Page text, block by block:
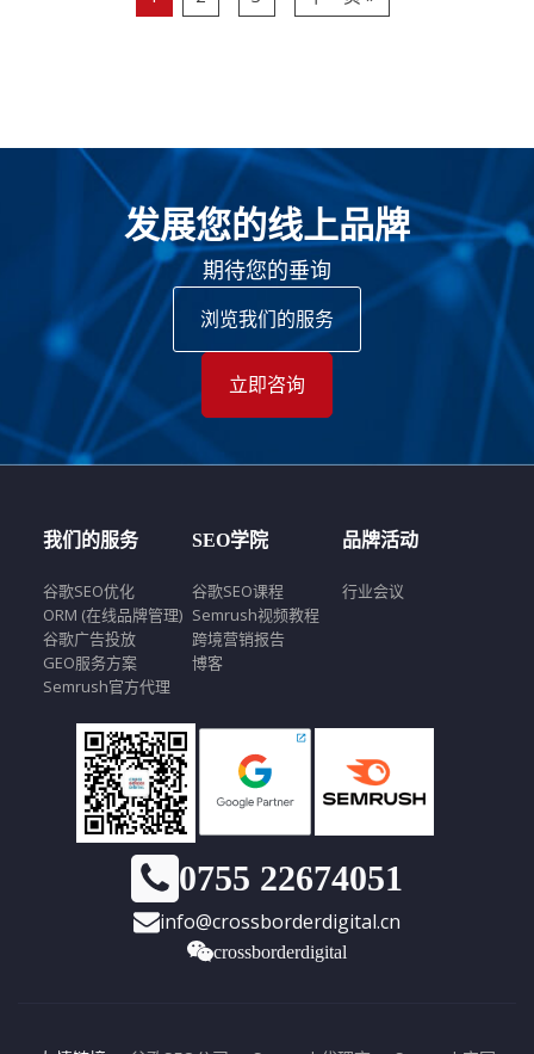
发展您的线上品牌
期待您的垂询
浏览我们的服务
立即咨询
我们的服务
谷歌SEO优化
ORM (在线品牌管理)
谷歌广告投放
GEO服务方案
Semrush官方代理
SEO学院
谷歌SEO课程
Semrush视频教程
跨境营销报告
博客
品牌活动
行业会议
0755 22674051
info@crossborderdigital.cn
crossborderdigital